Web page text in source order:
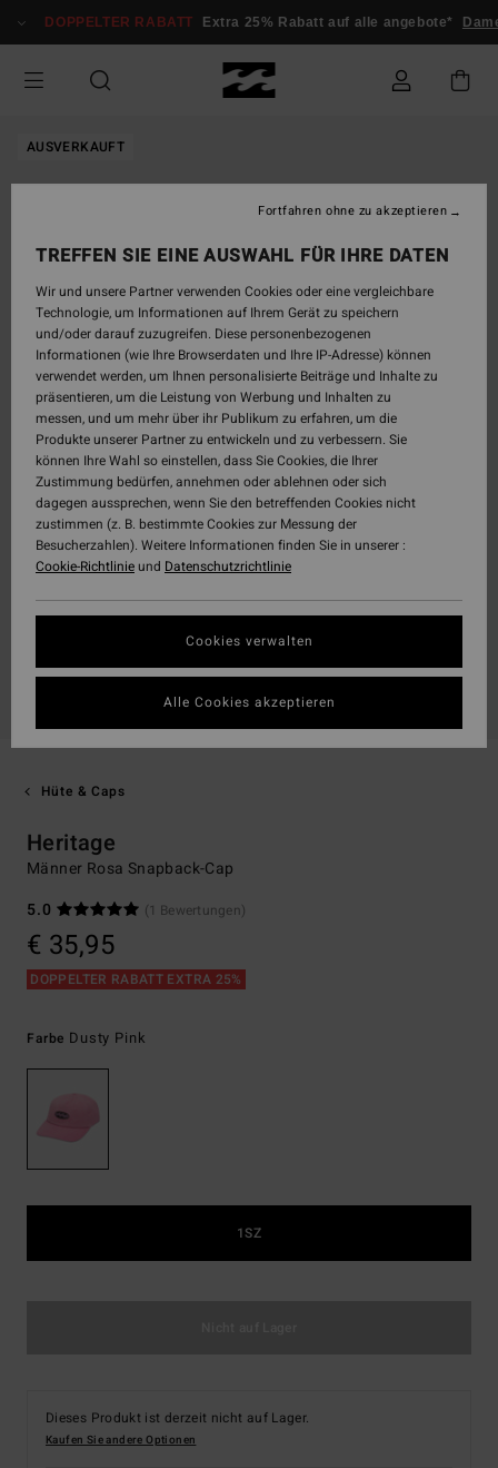
zur
springen
DOPPELTER RABATT Extra 25% Rabatt auf alle angebote*
AUSVERKAUFT
Hüte & Caps
Heritage
Männer Rosa Snapback-Cap
5.0
(1 Bewertungen)
€ 35,95
DOPPELTER RABATT EXTRA 25%
Farbe Dusty Pink
1SZ
Dieses Produkt ist derzeit nicht auf Lager.
Kaufen Sie andere Optionen
TREFFEN SIE EINE AUSWAHL FÜR IHRE DATEN
Wir und unsere Partner verwenden Cookies oder eine vergleichbare
Technologie, um Informationen auf Ihrem Gerät zu speichern
und/oder darauf zuzugreifen. Diese personenbezogenen
Informationen (wie Ihre Browserdaten und Ihre IP-Adresse) können
verwendet werden, um Ihnen personalisierte Beiträge und Inhalte zu
präsentieren, um die Leistung von Werbung und Inhalten zu
messen, und um mehr über ihr Publikum zu erfahren, um die
Produkte unserer Partner zu entwickeln und zu verbessern. Sie
können Ihre Wahl so einstellen, dass Sie Cookies, die Ihrer
Zustimmung bedürfen, annehmen oder ablehnen oder sich
dagegen aussprechen, wenn Sie den betreffenden Cookies nicht
zustimmen (z. B. bestimmte Cookies zur Messung der
Besucherzahlen). Weitere Informationen finden Sie in unserer :
Cookie-Richtlinieund Datenschutzrichtlinie
Cookies verwalten
Fortfahren ohne zu akzeptieren
Alle Cookies akzeptieren